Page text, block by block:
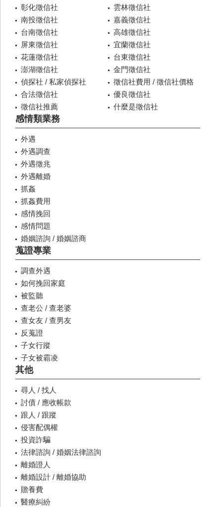
彰化徵信社
雲林徵信社
南投徵信社
嘉義徵信社
台南徵信社
高雄徵信社
屏東徵信社
宜蘭徵信社
花蓮徵信社
台東徵信社
澎湖徵信社
金門徵信社
偵探社 / 私家偵探社
徵信社費用 / 徵信社價格
合法徵信社
優良徵信社
徵信社推薦
什麼是徵信社
感情類業務
外遇
外遇調查
外遇徵兆
外遇離婚
抓姦
抓姦費用
感情挽回
感情問題
婚姻諮詢 / 婚姻諮商
蒐證專業
調查外遇
如何挽回家庭
被監聽
查老公 / 查老婆
查女友 / 查男友
反蒐證
子女行蹤
子女被霸凌
其他
尋人 / 找人
討債 / 應收帳款
跟人 / 跟蹤
侵害配偶權
投資詐騙
法律諮詢 / 婚姻法律諮詢
離婚證人
離婚設計 / 離婚協助
贍養費
醫療糾紛